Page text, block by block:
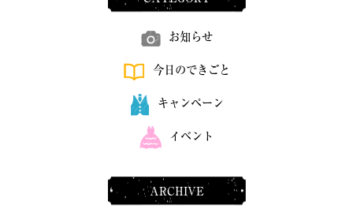
お知らせ
今日のできごと
キャンペーン
イベント
ARCHIVE